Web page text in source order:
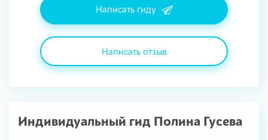
Написать гиду
Написать отзыв
Индивидуальный гид Полина Гусева